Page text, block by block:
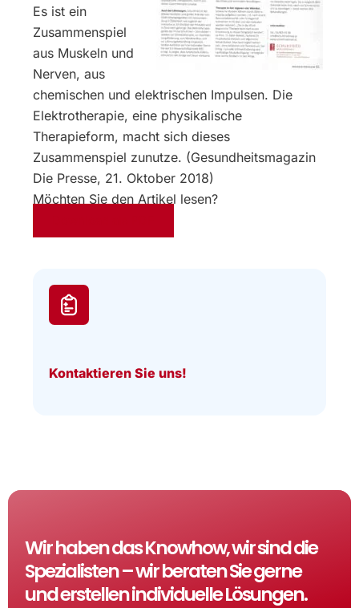
Es ist ein
Zusammenspiel
aus Muskeln und
Nerven, aus
chemischen und elektrischen Impulsen. Die
Elektrotherapie, eine physikalische
Therapieform, macht sich dieses
Zusammenspiel zunutze. (Gesundheitsmagazin
Die Presse, 21. Oktober 2018)
Möchten Sie den Artikel lesen?
Kontaktieren Sie uns!
Wir haben das Knowhow, wir sind die
Spezialisten – wir beraten Sie gerne
und erstellen individuelle Lösungen.